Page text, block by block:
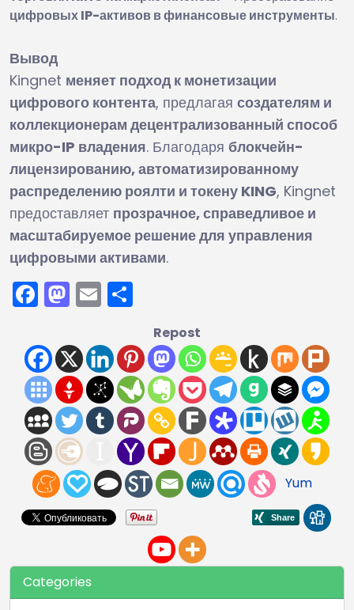
цифровых IP-активов в финансовые инструменты.
Вывод
Kingnet меняет подход к монетизации
цифрового контента, предлагая создателям и
коллекционерам децентрализованный способ
микро-IP владения. Благодаря блокчейн-
лицензированию, автоматизированному
распределению роялти и токену KING, Kingnet
предоставляет прозрачное, справедливое и
масштабируемое решение для управления
цифровыми активами.
Facebook
Mastodon
Email
Repost
Yum
Categories